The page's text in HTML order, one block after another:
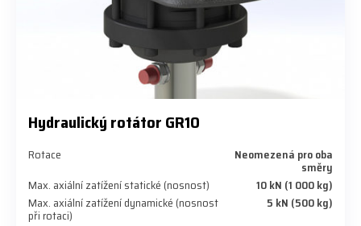
Hydraulický rotátor GR10
Rotace Neomezená pro oba
směry
Max. axiální zatížení statické (nosnost)
10 kN (1 000 kg)
Max. axiální zatížení dynamické (nosnost
při rotaci)
5 kN (500 kg)